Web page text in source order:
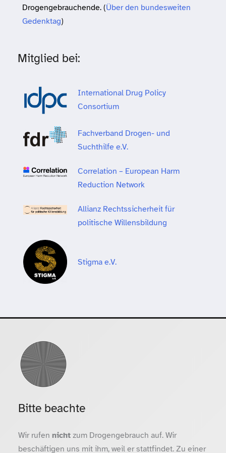
Drogengebrauchende. (Über den bundesweiten
Gedenktag)
Mitglied bei:
International Drug Policy
Consortium
Fachverband Drogen- und
Suchthilfe e.V.
Correlation – European Harm
Reduction Network
Allianz Rechtssicherheit für
politische Willensbildung
Stigma e.V.
Bitte beachte
Wir rufen nichtzum Drogengebrauch auf. Wir
beschäftigen uns mit ihm, weil er stattfindet. Zu einer